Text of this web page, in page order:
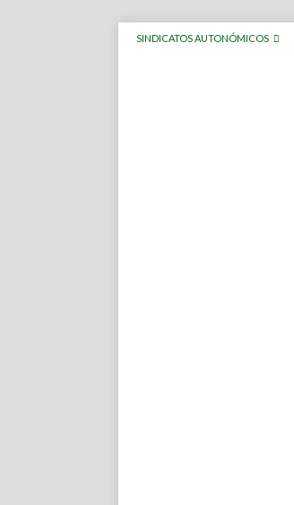
SINDICATOS AUTONÓMICOS